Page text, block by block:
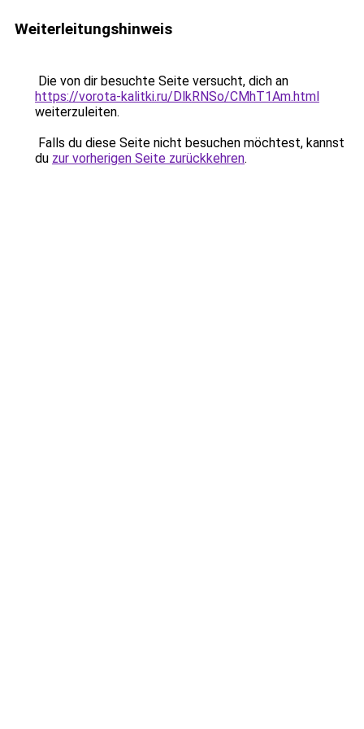
Weiterleitungshinweis
Die von dir besuchte Seite versucht, dich an
https://vorota-kalitki.ru/DlkRNSo/CMhT1Am.html
weiterzuleiten.
Falls du diese Seite nicht besuchen möchtest, kannst
du zur vorherigen Seite zurückkehren.